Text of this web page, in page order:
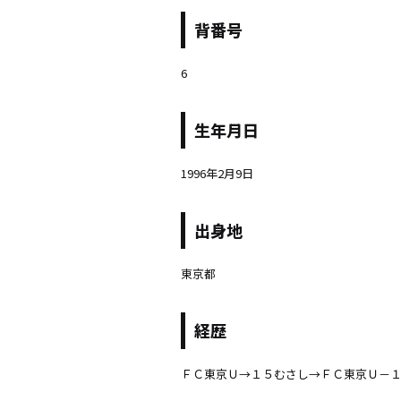
背番号
6
生年月日
1996年2月9日
出身地
東京都
経歴
ＦＣ東京Ｕ→１５むさし→ＦＣ東京Ｕ－